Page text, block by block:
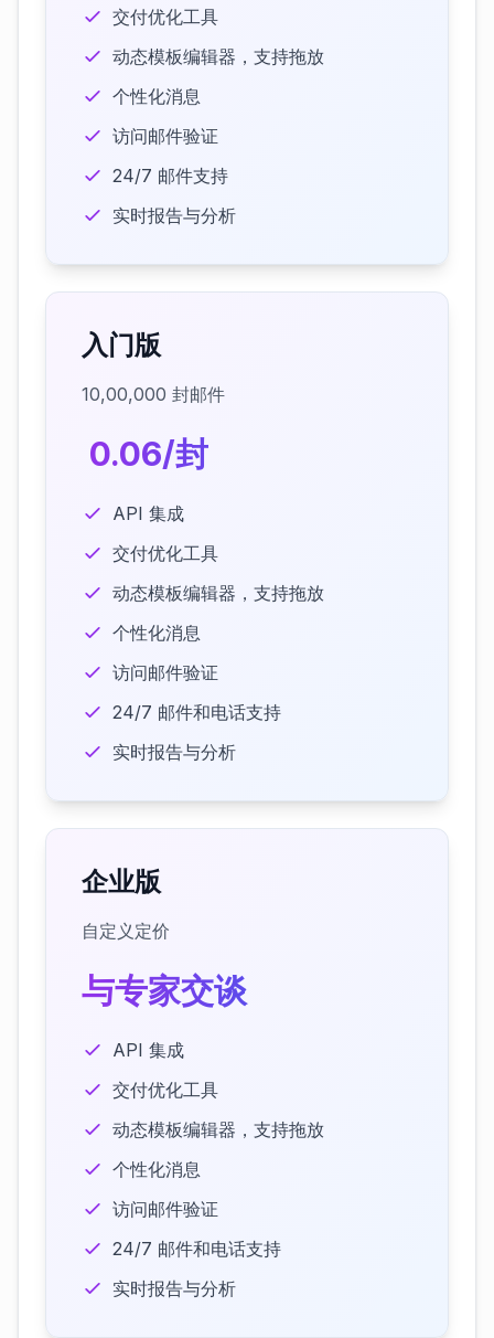
交付优化工具
动态模板编辑器，支持拖放
个性化消息
访问邮件验证
24/7 邮件支持
实时报告与分析
入门版
10,00,000 封邮件
₹ 0.06/封
API 集成
交付优化工具
动态模板编辑器，支持拖放
个性化消息
访问邮件验证
24/7 邮件和电话支持
实时报告与分析
企业版
自定义定价
与专家交谈
API 集成
交付优化工具
动态模板编辑器，支持拖放
个性化消息
访问邮件验证
24/7 邮件和电话支持
实时报告与分析